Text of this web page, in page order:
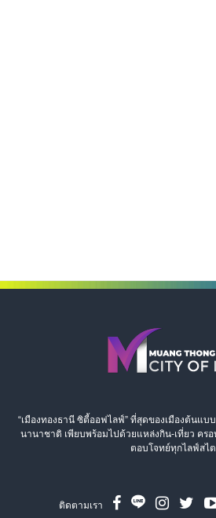
“เมืองทองธานี ซิตี้ออฟไลฟ์” ที่สุดของเมืองต้นแ
นานาชาติ เพียบพร้อมไปด้วยแหล่งกิน-เที่ยว คร
ตอบโจทย์ทุกไลฟ์สไ
ติดตามเรา